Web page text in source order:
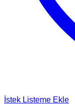
İstek Listeme Ekle